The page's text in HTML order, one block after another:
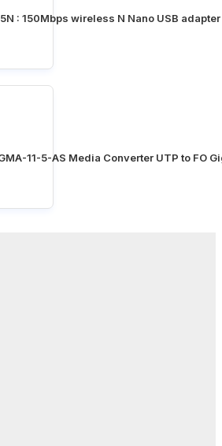
: 150Mbps wireless N Nano USB adapter
11-5-AS Media Converter UTP to FO